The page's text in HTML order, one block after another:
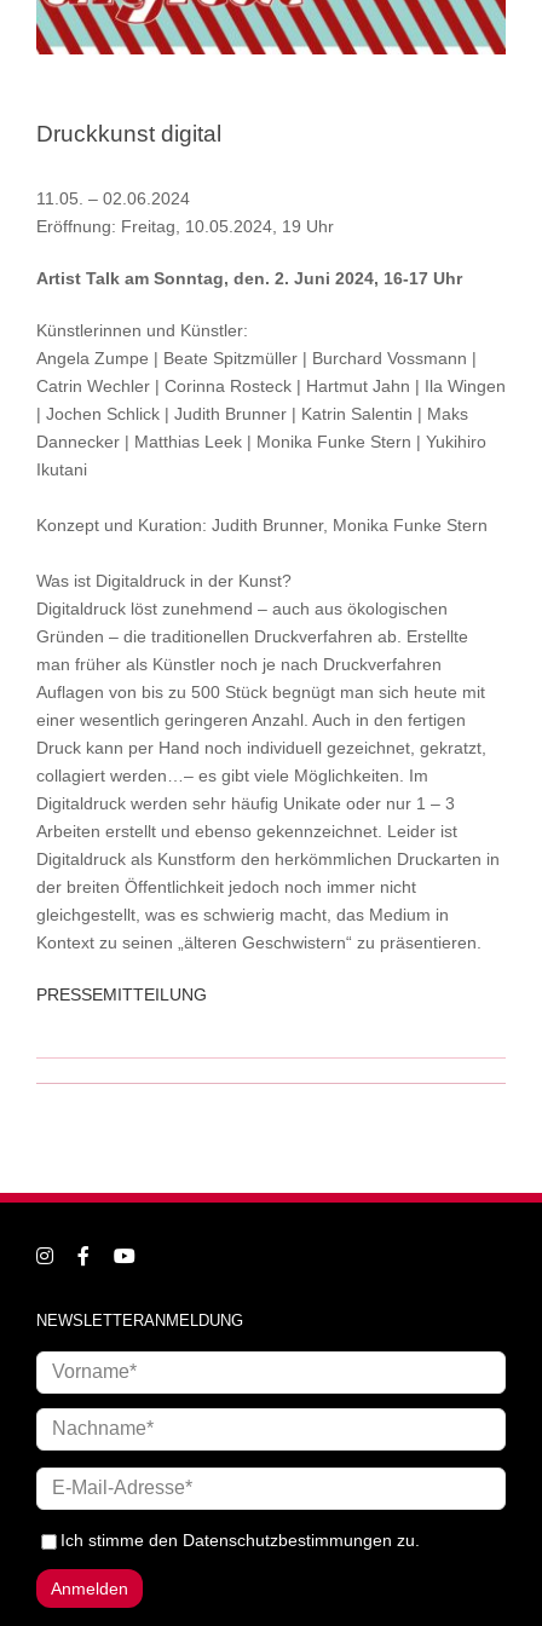
Suche
Druckkunst digital
11.05. – 02.06.2024
Eröffnung: Freitag, 10.05.2024, 19 Uhr
Artist Talk am Sonntag, den. 2. Juni 2024, 16-17 Uhr
Künstlerinnen und Künstler:
Angela Zumpe | Beate Spitzmüller | Burchard Vossmann |
Catrin Wechler | Corinna Rosteck | Hartmut Jahn | Ila Wingen
| Jochen Schlick | Judith Brunner | Katrin Salentin | Maks
Dannecker | Matthias Leek | Monika Funke Stern | Yukihiro
Ikutani
Konzept und Kuration: Judith Brunner, Monika Funke Stern
Was ist Digitaldruck in der Kunst?
Digitaldruck löst zunehmend – auch aus ökologischen
Gründen – die traditionellen Druckverfahren ab. Erstellte
man früher als Künstler noch je nach Druckverfahren
Auflagen von bis zu 500 Stück begnügt man sich heute mit
einer wesentlich geringeren Anzahl. Auch in den fertigen
Druck kann per Hand noch individuell gezeichnet, gekratzt,
collagiert werden…– es gibt viele Möglichkeiten. Im
Digitaldruck werden sehr häufig Unikate oder nur 1 – 3
Arbeiten erstellt und ebenso gekennzeichnet. Leider ist
Digitaldruck als Kunstform den herkömmlichen Druckarten in
der breiten Öffentlichkeit jedoch noch immer nicht
gleichgestellt, was es schwierig macht, das Medium in
Kontext zu seinen
„älteren Geschwistern“ zu präsentieren.
PRESSEMITTEILUNG
NEWSLETTERANMELDUNG
Ich stimme den Datenschutzbestimmungen zu.